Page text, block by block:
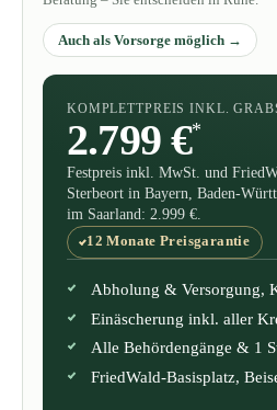
Auch als Vorsorge möglich
KOMPLETTPREIS INKL.
2.799 €*
Festpreis inkl. MwSt. und
Sterbeort in Bayern, Baden-
im Saarland: 2.999 €.
12 Monate Preisgarantie
Abholung & Versorgung,
Einäscherung inkl. aller
Alle Behördengänge & 1
FriedWald-Basisplatz,